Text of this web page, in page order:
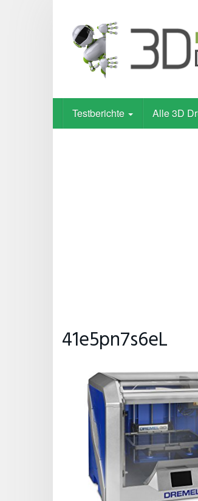
Testberichte Alle 3D
41e5pn7s6eL